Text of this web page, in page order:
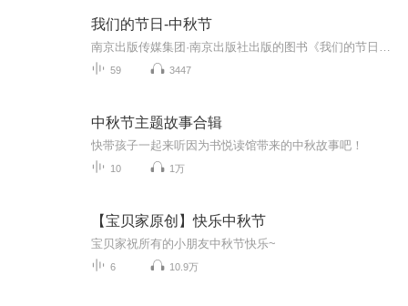
我们的节日-中秋节
59 3447
中秋节主题故事合辑
快带孩子一起来听因为书悦读馆带来的中秋故事吧！
10 1万
【宝贝家原创】快乐中秋节
宝贝家祝所有的小朋友中秋节快乐~
6 10.9万